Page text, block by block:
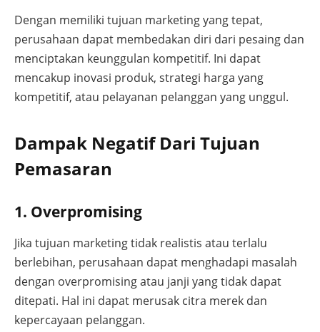
Dengan memiliki tujuan marketing yang tepat,
perusahaan dapat membedakan diri dari pesaing dan
menciptakan keunggulan kompetitif. Ini dapat
mencakup inovasi produk, strategi harga yang
kompetitif, atau pelayanan pelanggan yang unggul.
Dampak Negatif Dari Tujuan
Pemasaran
1. Overpromising
Jika tujuan marketing tidak realistis atau terlalu
berlebihan, perusahaan dapat menghadapi masalah
dengan overpromising atau janji yang tidak dapat
ditepati. Hal ini dapat merusak citra merek dan
kepercayaan pelanggan.